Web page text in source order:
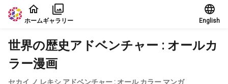
本文に飛ぶ
ホームギャラリー English
世界の歴史アドベンチャー : オールカ
ラー漫画
セカイ ノ レキシ アドベンチャー : オール カラー マンガ